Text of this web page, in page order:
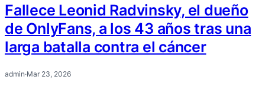
Fallece Leonid Radvinsky, el dueño
de OnlyFans, a los 43 años tras una
larga batalla contra el cáncer
admin·Mar 23, 2026